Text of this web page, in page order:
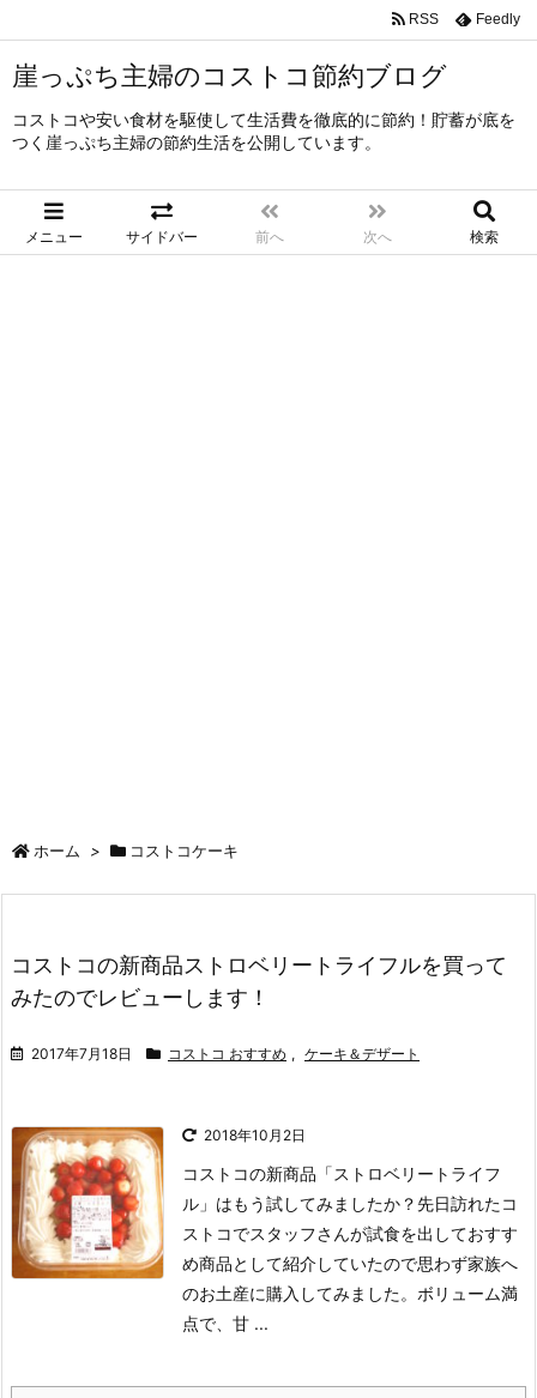
崖っぷち主婦のコストコ節約ブログ
コストコや安い食材を駆使して生活費を徹底的に節約！貯蓄が底を
つく崖っぷち主婦の節約生活を公開しています。
メニュー サイドバー 前へ 次へ 検索
RSS Feedly
ホーム > コストコケーキ
コストコの新商品ストロベリートライフルを買って
みたのでレビューします！
2017年7月18日 コストコ おすすめ , ケーキ＆デザート
2018年10月2日
コストコの新商品「ストロベリートライフ
ル」はもう試してみましたか？先日訪れたコ
ストコでスタッフさんが試食を出しておすす
め商品として紹介していたので思わず家族へ
のお土産に購入してみました。 ボリューム満
点で、甘 ...